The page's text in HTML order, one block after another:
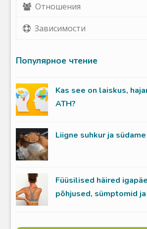
Отношения
Зависимости
Популярное чтение
Kas see on laiskus,
ATH?
Liigne suhkur ja
Füüsilised häired
põhjused, sümptomid